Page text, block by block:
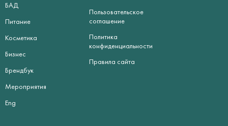
БАД
Питание
Косметика
Бизнес
Брендбук
Мероприятия
Eng
Пользовательское
соглашение
Политика
конфиденциальности
Правила сайта